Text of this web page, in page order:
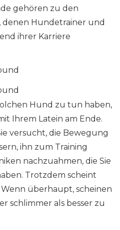
gehören zu den
Hundetrainer und
ihrer Karriere
Hund zu tun haben,
Ihrem Latein am Ende.
versucht, die Bewegung
ihn zum Training
nachzuahmen, die Sie
Trotzdem scheint
überhaupt, scheinen
schlimmer als besser zu